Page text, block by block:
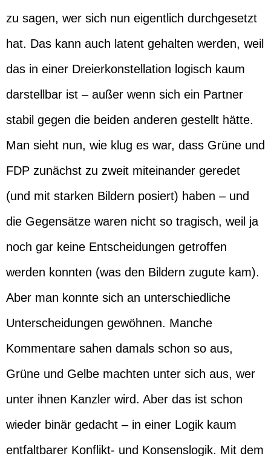
zu sagen, wer sich nun eigentlich durchgesetzt
hat. Das kann auch latent gehalten werden, weil
das in einer Dreierkonstellation logisch kaum
darstellbar ist – außer wenn sich ein Partner
stabil gegen die beiden anderen gestellt hätte.
Man sieht nun, wie klug es war, dass Grüne und
FDP zunächst zu zweit miteinander geredet
(und mit starken Bildern posiert) haben – und
die Gegensätze waren nicht so tragisch, weil ja
noch gar keine Entscheidungen getroffen
werden konnten (was den Bildern zugute kam).
Aber man konnte sich an unterschiedliche
Unterscheidungen gewöhnen. Manche
Kommentare sahen damals schon so aus,
Grüne und Gelbe machten unter sich aus, wer
unter ihnen Kanzler wird. Aber das ist schon
wieder binär gedacht – in einer Logik kaum
entfaltbarer Konflikt- und Konsenslogik. Mit dem